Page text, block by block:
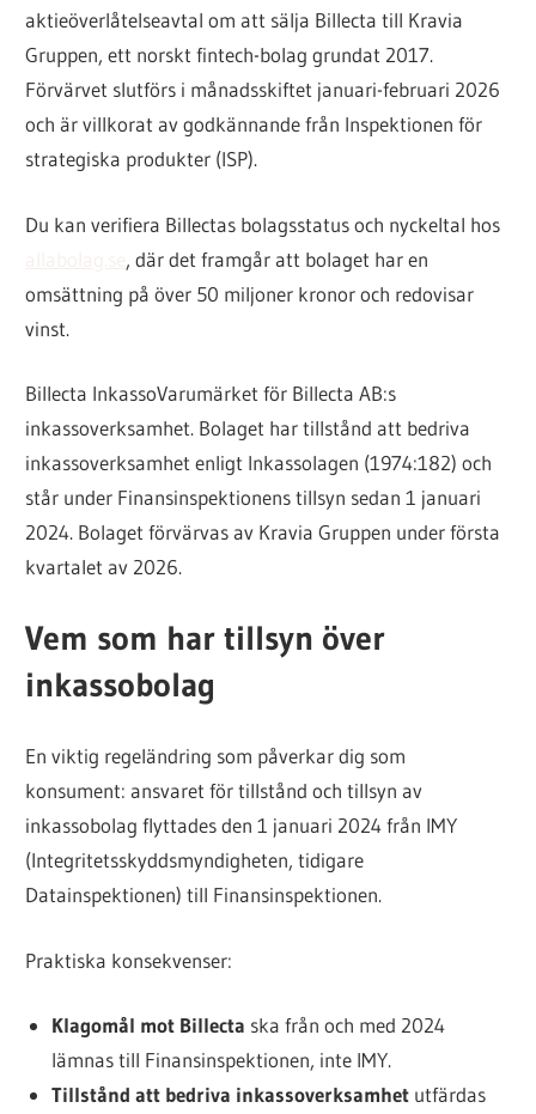
aktieöverlåtelseavtal om att sälja Billecta till Kravia
Gruppen, ett norskt fintech-bolag grundat 2017.
Förvärvet slutförs i månadsskiftet januari-februari 2026
och är villkorat av godkännande från Inspektionen för
strategiska produkter (ISP).
Du kan verifiera Billectas bolagsstatus och nyckeltal hos
, där det framgår att bolaget har en
omsättning på över 50 miljoner kronor och redovisar
vinst.
Billecta InkassoVarumärket för Billecta AB:s
inkassoverksamhet. Bolaget har tillstånd att bedriva
inkassoverksamhet enligt Inkassolagen (1974:182) och
står under Finansinspektionens tillsyn sedan 1 januari
2024. Bolaget förvärvas av Kravia Gruppen under första
kvartalet av 2026.
Vem som har tillsyn över
inkassobolag
En viktig regeländring som påverkar dig som
konsument: ansvaret för tillstånd och tillsyn av
inkassobolag flyttades den 1 januari 2024 från IMY
(Integritetsskyddsmyndigheten, tidigare
Datainspektionen) till Finansinspektionen.
Praktiska konsekvenser:
Klagomål mot Billecta ska från och med 2024
lämnas till Finansinspektionen, inte IMY.
Tillstånd att bedriva inkassoverksamhetutfärdas